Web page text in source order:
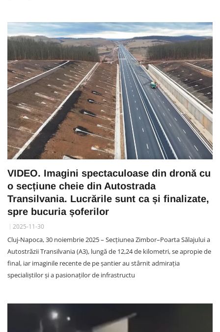
VIDEO. Imagini spectaculoase din dronă cu
o secțiune cheie din Autostrada
Transilvania. Lucrările sunt ca și finalizate,
spre bucuria șoferilor
2025-11-30
Cluj-Napoca, 30 noiembrie 2025 – Secțiunea Zimbor–Poarta Sălajului a
Autostrăzii Transilvania (A3), lungă de 12,24 de kilometri, se apropie de
final, iar imaginile recente de pe șantier au stârnit admirația
specialiștilor și a pasionaților de infrastructu